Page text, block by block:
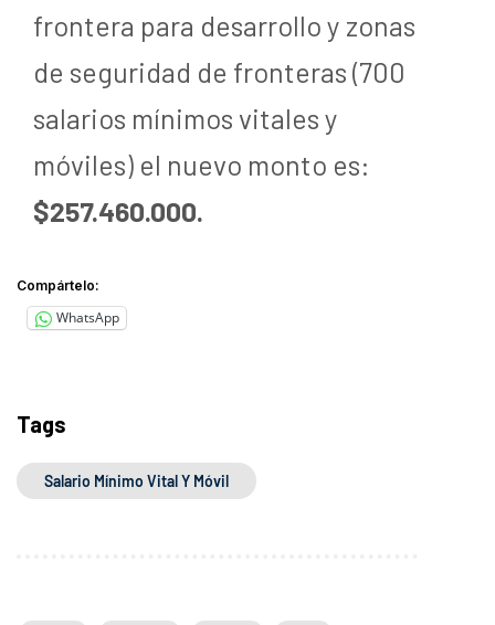
frontera para desarrollo y zonas
de seguridad de fronteras (700
salarios mínimos vitales y
móviles) el nuevo monto es:
$257.460.000.
Compártelo:
WhatsApp
Tags
Salario Mínimo Vital Y Móvil